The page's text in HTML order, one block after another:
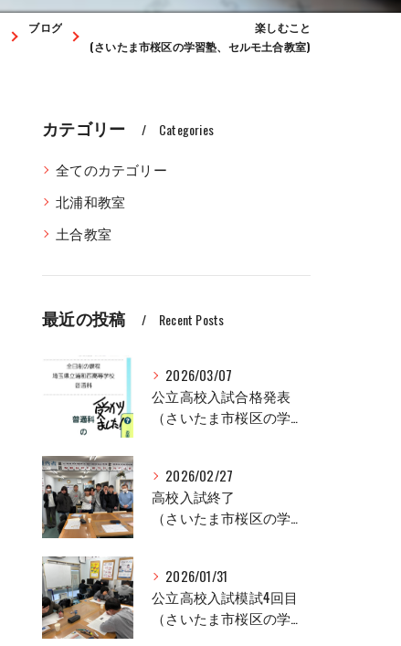
ブログ
楽しむこと
(さいたま市桜区の学習塾、セルモ土合教室)
カテゴリー Categories
全てのカテゴリー
北浦和教室
土合教室
最近の投稿 Recent Posts
2026/03/07
公立高校入試合格発表
（さいたま市桜区の学習塾、セルモ土合教室）
2026/02/27
高校入試終了
（さいたま市桜区の学習塾、セルモ土合教室）
2026/01/31
公立高校入試模試4回目
（さいたま市桜区の学習塾、セルモ土合教室）